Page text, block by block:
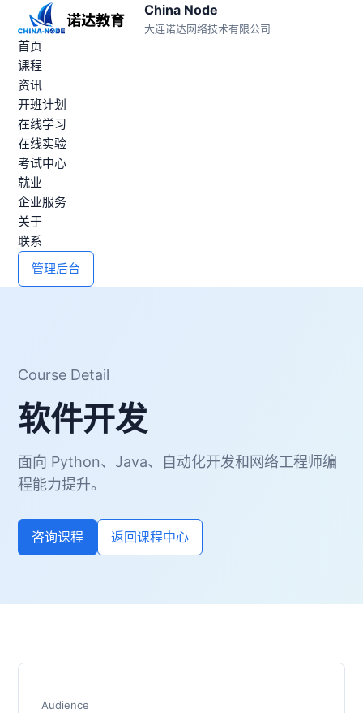
China Node
大连诺达网络技术有限公司
首页
课程
资讯
开班计划
在线学习
在线实验
考试中心
就业
企业服务
关于
联系
管理后台
Course Detail
软件开发
面向 Python、Java、自动化开发和网络工程师编
程能力提升。
咨询课程 返回课程中心
Audience